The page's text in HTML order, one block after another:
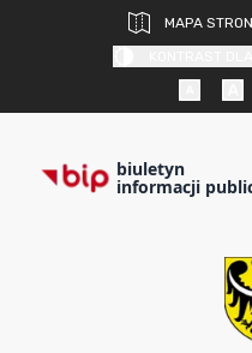
MAPA
biuletyn
informacji